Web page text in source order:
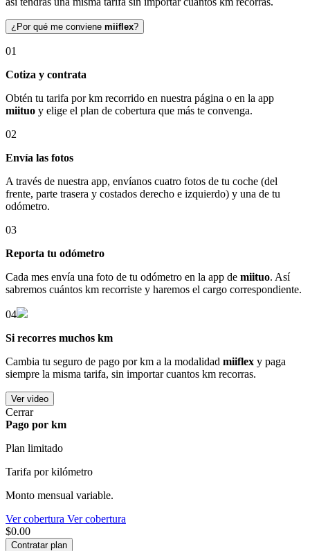
¿Por qué me conviene miiflex?
01
Cotiza y contrata
Obtén tu tarifa por km recorrido en nuestra página o en la app
miituo y elige el plan de cobertura que más te convenga.
02
Envía las fotos
A través de nuestra app, envíanos cuatro fotos de tu coche (del
frente, parte trasera y costados derecho e izquierdo) y una de tu
odómetro.
03
Reporta tu odómetro
Cada mes envía una foto de tu odómetro en la app de miituo. Así
sabremos cuántos km recorriste y haremos el cargo correspondiente.
04
Si recorres muchos km
Cambia tu seguro de pago por km a la modalidad miiflex y paga
siempre la misma tarifa, sin importar cuantos km recorras.
Ver video
Cerrar
Pago por km
Plan limitado
Tarifa por kilómetro
Monto mensual variable.
Ver cobertura Ver cobertura
$0.00
Contratar plan